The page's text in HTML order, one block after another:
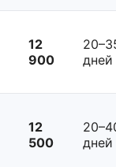
12
900
дней
12
500
дней